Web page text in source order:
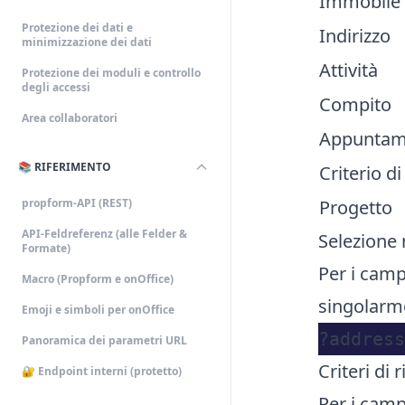
Protezione dei dati e
minimizzazione dei dati
Protezione dei moduli e controllo
degli accessi
Area collaboratori
📚 RIFERIMENTO
propform-API (REST)
API-Feldreferenz (alle Felder &
Formate)
Macro (Propform e onOffice)
Emoji e simboli per onOffice
Panoramica dei parametri URL
🔐 Endpoint interni (protetto)
Indirizzo
Attività
Compito
Criterio
Progetto
Per i
Criteri di